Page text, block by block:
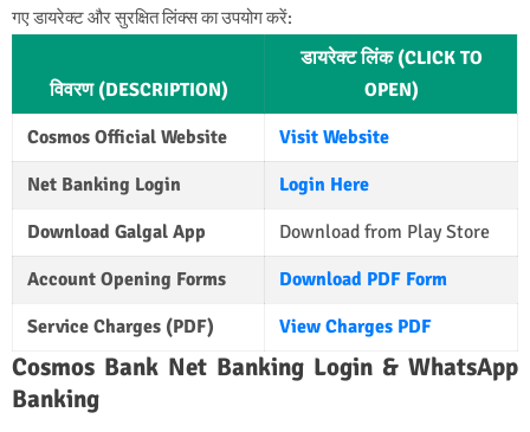
गए डायरेक्ट और सुरक्षित लिंक्स का उपयोग करें:
विवरण (DESCRIPTION)
डायरेक्ट लिंक (CLICK TO
OPEN)
Cosmos Official Website
Visit Website
Net Banking Login
Login Here
Download Galgal App
Download from Play Store
Account Opening Forms
Download PDF Form
Service Charges (PDF)
View Charges PDF
Cosmos Bank Net Banking Login & WhatsApp
Banking